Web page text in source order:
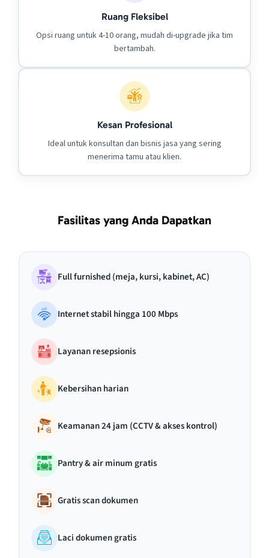
Ruang Fleksibel
Opsi ruang untuk 4-10 orang, mudah di-upgrade jika tim
bertambah.
Kesan Profesional
Ideal untuk konsultan dan bisnis jasa yang sering
menerima tamu atau klien.
Fasilitas yang Anda Dapatkan
Full furnished (meja, kursi, kabinet, AC)
Internet stabil hingga 100 Mbps
Layanan resepsionis
Kebersihan harian
Keamanan 24 jam (CCTV & akses kontrol)
Pantry & air minum gratis
Gratis scan dokumen
Laci dokumen gratis